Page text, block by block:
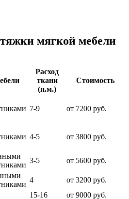
мягкой мебели
Расход
ткани
(п.м.)
Стоимость
7-9 от 7200 руб.
4-5 от 3800 руб.
3-5 от 5600 руб.
4
от 3200 руб.
15-16 от 9000 руб.